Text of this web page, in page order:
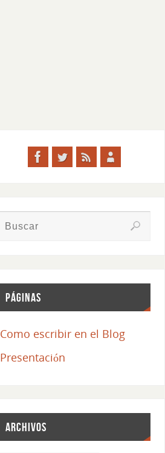
Páginas
Como escribir en el Blog
Presentación
Archivos